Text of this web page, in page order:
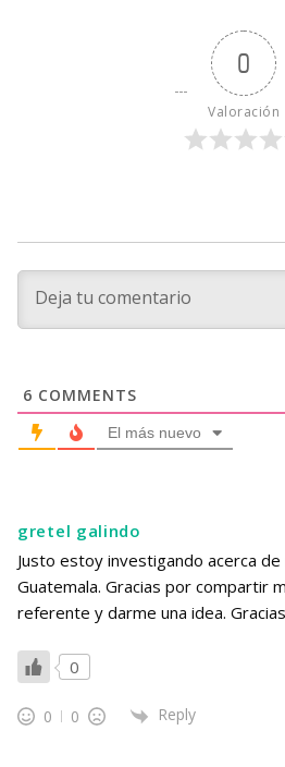
0
Valoración
6 COMMENTS
El más nuevo
gretel galindo
Justo estoy investigando acerca
Guatemala. Gracias por compartir
referente y darme una idea.
0
0 0 Reply